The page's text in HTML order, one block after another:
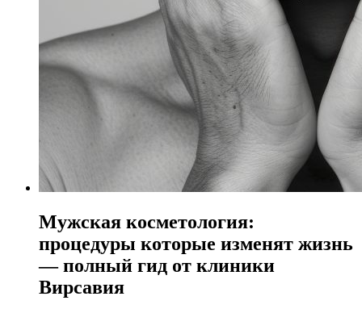
Мужская косметология:
процедуры которые изменят жизнь
— полный гид от клиники
Вирсавия